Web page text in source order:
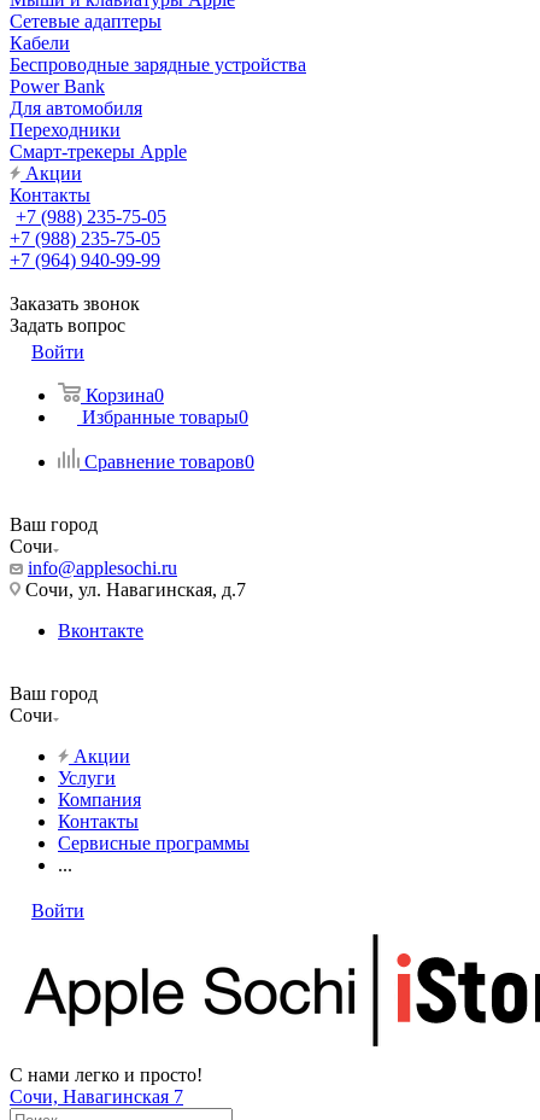
Сетевые адаптеры
Кабели
Беспроводные зарядные устройства
Power Bank
Для автомобиля
Переходники
Смарт-трекеры Apple
Акции
Контакты
+7 (988) 235-75-05
+7 (988) 235-75-05
+7 (964) 940-99-99
Заказать звонок
Задать вопрос
Войти
Корзина0
Избранные товары0
Сравнение товаров0
Ваш город
Сочи
info@applesochi.ru
Сочи, ул. Навагинская, д.7
Вконтакте
Ваш город
Сочи
Акции
Услуги
Компания
Контакты
Сервисные программы
...
Войти
С нами легко и просто!
Сочи, Навагинская 7